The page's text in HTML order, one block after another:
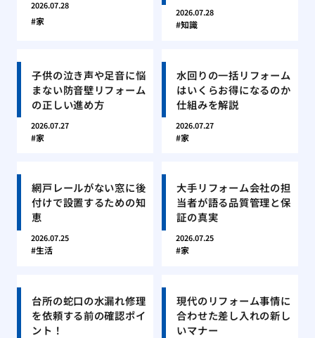
2026.07.28
家
2026.07.28
知識
子供の泣き声や足音に悩
まない防音壁リフォーム
の正しい進め方
2026.07.27
家
水回りの一括リフォーム
はいくらお得になるのか
仕組みを解説
2026.07.27
家
網戸レールがない窓に後
付けで設置するための知
恵
2026.07.25
生活
大手リフォーム会社の担
当者が語る品質管理と保
証の真実
2026.07.25
家
台所の蛇口の水漏れ修理
を依頼する前の確認ポイ
ント！
現代のリフォーム事情に
合わせた差し入れの新し
いマナー